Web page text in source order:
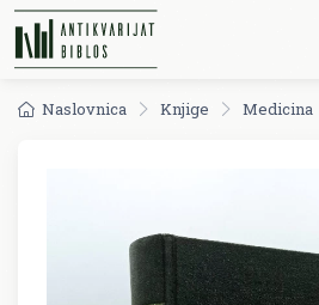
Naslovnica Knjige Medicina